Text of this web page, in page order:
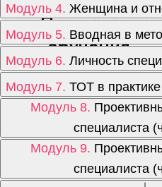
Научитесь определять кризисы
специалиста и находить
их преодоления
Узнаете, как личность
его состояние влияют на процесс
консультирования
Вы оставляете заявку на обучение,
оплачиваете его, и вам сразу
доступ к курсу в личном кабинете
Программа
обучения
Модуль 4.
Модуль 5.
Модуль 6.
Личность
Модуль 7.
ТОТ в
Модуль 8. Проективные методики в
специалиста
Модуль 9. Проективные методики в
специалиста